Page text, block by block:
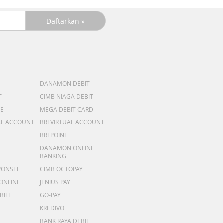
DANAMON DEBIT
CIMB NIAGA DEBIT
MEGA DEBIT CARD
ACCOUNT
BRI VIRTUAL ACCOUNT
BRI POINT
DANAMON ONLINE
BANKING
CIMB OCTOPAY
JENIUS PAY
GO-PAY
KREDIVO
BANK RAYA DEBIT